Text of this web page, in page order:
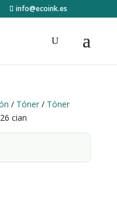
info@ecoink.es
/ Tóner/ Tóner
cian